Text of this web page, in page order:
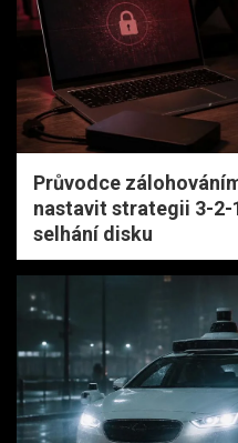
Průvodce
nastavit strategii 3-2-
selhání disku